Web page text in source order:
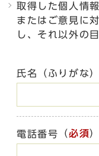
取得した個人情
またはご意見に
し、それ以外の
氏名（ふりがな）
電話番号 （必須）